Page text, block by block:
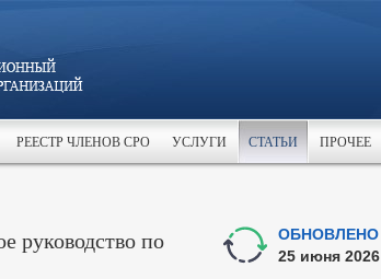
РЕЕСТР ЧЛЕНОВ СРО УСЛУГИ СТАТЬИ ПРОЧЕЕ
ОБНОВЛЕНО
25 июня 2026
руководство по